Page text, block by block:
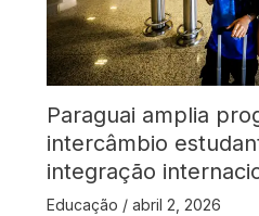
Paraguai amplia
intercâmbio
integração
Educação / abril 2, 2026